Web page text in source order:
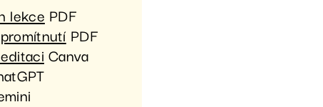
lekce PDF
PDF​
Canva​